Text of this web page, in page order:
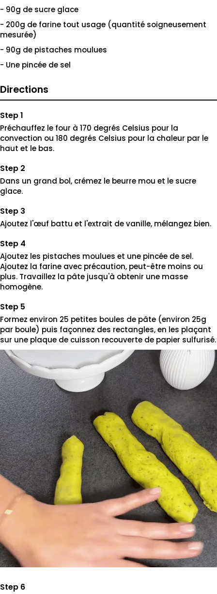
- 90g de sucre glace
- 200g de farine tout usage (quantité soigneusement
mesurée)
- 90g de pistaches moulues
- Une pincée de sel
Directions
Préchauffez le four à 170 degrés Celsius pour la
convection ou 180 degrés Celsius pour la chaleur par le
haut et le bas.
Dans un grand bol, crémez le beurre mou et le sucre
glace.
Ajoutez l'œuf battu et l'extrait de vanille, mélangez bien.
Ajoutez les pistaches moulues et une pincée de sel.
Ajoutez la farine avec précaution, peut-être moins ou
plus. Travaillez la pâte jusqu'à obtenir une masse
homogène.
Formez environ 25 petites boules de pâte (environ 25g
par boule) puis façonnez des rectangles, en les plaçant
sur une plaque de cuisson recouverte de papier sulfurisé.